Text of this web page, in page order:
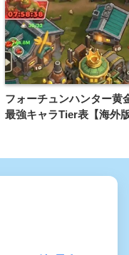
フォーチュンハンター黄
最強キャラTier表【海外